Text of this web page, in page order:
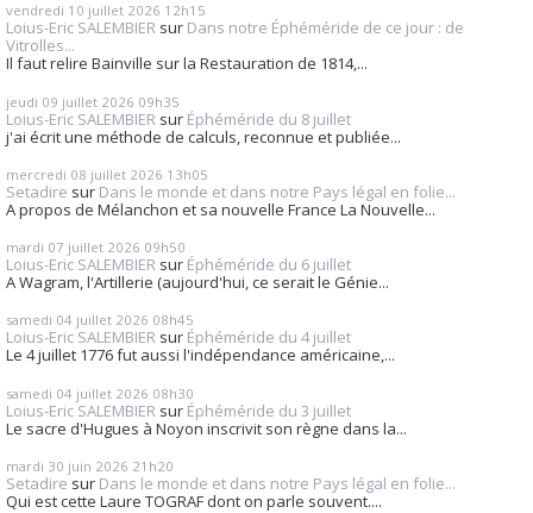
vendredi 10 juillet 2026 12h15
Loius-Eric SALEMBIER sur Dans notre Éphéméride de ce jour : de
Vitrolles...
Il faut relire Bainville sur la Restauration de 1814,...
jeudi 09 juillet 2026 09h35
Loius-Eric SALEMBIER sur Éphéméride du 8 juillet
j'ai écrit une méthode de calculs, reconnue et publiée...
mercredi 08 juillet 2026 13h05
Setadire sur Dans le monde et dans notre Pays légal en folie...
A propos de Mélanchon et sa nouvelle France La Nouvelle...
mardi 07 juillet 2026 09h50
Loius-Eric SALEMBIER sur Éphéméride du 6 juillet
A Wagram, l'Artillerie (aujourd'hui, ce serait le Génie...
samedi 04 juillet 2026 08h45
Loius-Eric SALEMBIER sur Éphéméride du 4 juillet
Le 4 juillet 1776 fut aussi l'indépendance américaine,...
samedi 04 juillet 2026 08h30
Loius-Eric SALEMBIER sur Éphéméride du 3 juillet
Le sacre d'Hugues à Noyon inscrivit son règne dans la...
mardi 30 juin 2026 21h20
Setadire sur Dans le monde et dans notre Pays légal en folie...
Qui est cette Laure TOGRAF dont on parle souvent....